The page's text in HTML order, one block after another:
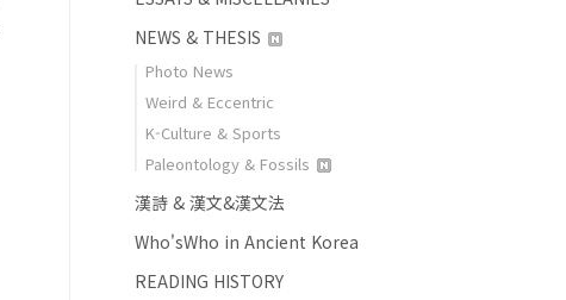
NEWS & THESIS
Photo News
Weird & Eccentric
K-Culture & Sports
Paleontology & Fossils
漢詩 & 漢文&漢文法
Who'sWho in Ancient Korea
READING HISTORY